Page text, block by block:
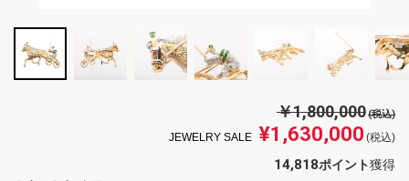
￥1,800,000(税込)
JEWELRY SALE ¥1,630,000 (税込)
14,818ポイント獲得